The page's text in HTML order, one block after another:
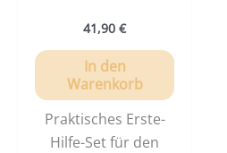
41,90 €
In den
Warenkorb
Praktisches Erste-
Hilfe-Set für den